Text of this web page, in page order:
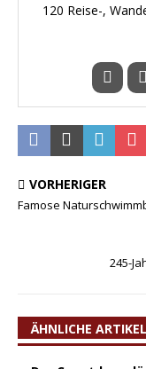
120 Reise-,
VORHERIGER
Famose
245-
ÄHNLICHE ARTIKEL